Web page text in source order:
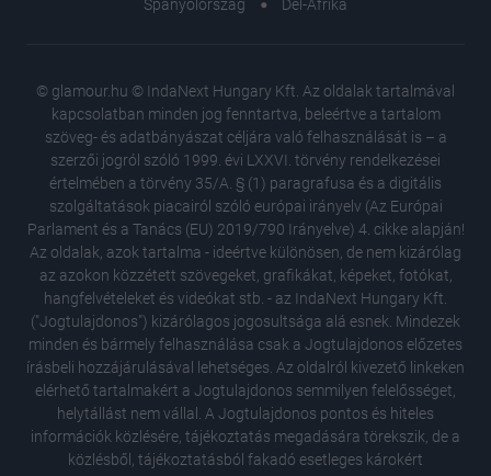
ami
Spanyolország
Dél-Afrika
© glamour.hu © IndaNext Hungary Kft. Az oldalak tartalmával
kapcsolatban minden jog fenntartva, beleértve a tartalom
szöveg- és adatbányászat céljára való felhasználását is – a
szerzői jogról szóló 1999. évi LXXVI. törvény rendelkezései
értelmében a törvény 35/A. § (1) paragrafusa és a digitális
szolgáltatások piacairól szóló európai irányelv (Az Európai
Parlament és a Tanács (EU) 2019/790 Irányelve) 4. cikke alapján!
Az oldalak, azok tartalma - ideértve különösen, de nem kizárólag
az azokon közzétett szövegeket, grafikákat, képeket, fotókat,
hangfelvételeket és videókat stb. - az IndaNext Hungary Kft.
("Jogtulajdonos") kizárólagos jogosultsága alá esnek. Mindezek
minden és bármely felhasználása csak a Jogtulajdonos előzetes
írásbeli hozzájárulásával lehetséges. Az oldalról kivezető linkeken
elérhető tartalmakért a Jogtulajdonos semmilyen felelősséget,
helytállást nem vállal. A Jogtulajdonos pontos és hiteles
információk közlésére, tájékoztatás megadására törekszik, de a
közlésből, tájékoztatásból fakadó esetleges károkért